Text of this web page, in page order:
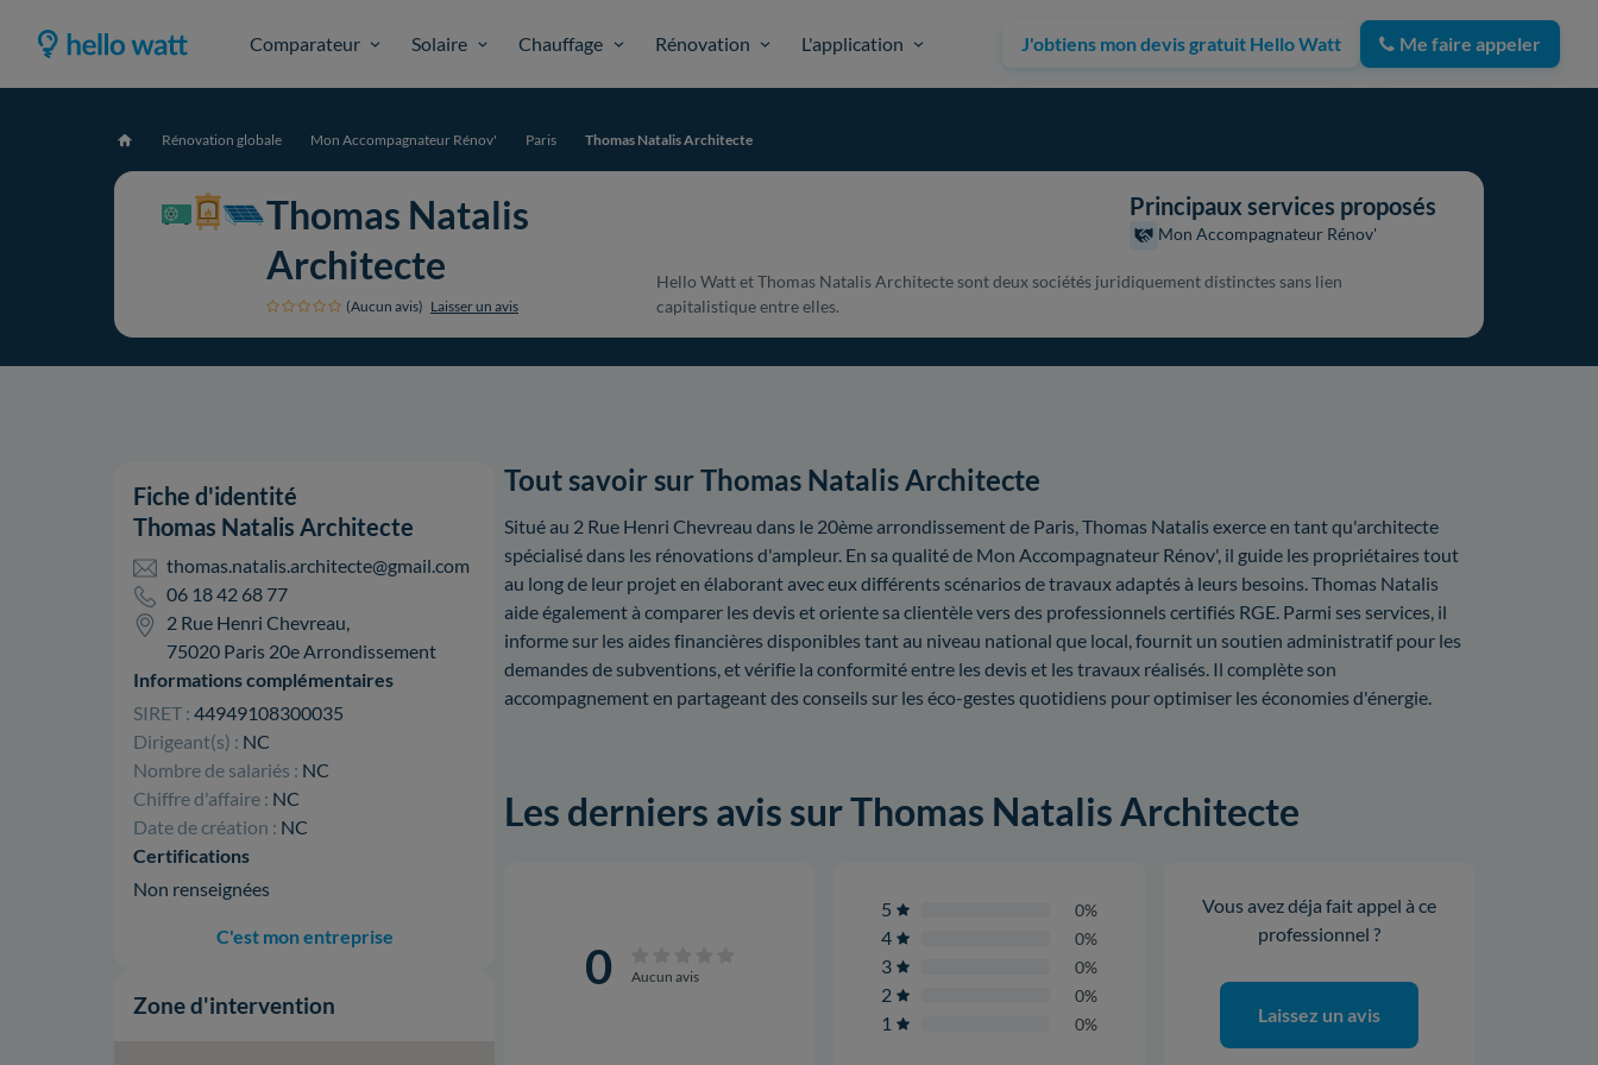
Comparateur Solaire Chauffage Rénovation L'application J'obtiens mon devis gratuit Hello Watt Me faire appeler
Accueil Rénovation globale Mon Accompagnateur Rénov' Paris Thomas Natalis Architecte
Thomas Natalis
Architecte
(Aucun avis) Laisser un avis
Principaux services proposés
Mon Accompagnateur Rénov'
Hello Watt et Thomas Natalis Architecte sont deux sociétés juridiquement distinctes sans lien
capitalistique entre elles.
Fiche d'identité
Thomas Natalis Architecte
thomas.natalis.architecte@gmail.com
06 18 42 68 77
2 Rue Henri Chevreau,
75020 Paris 20e Arrondissement
Informations complémentaires
SIRET : 44949108300035
Dirigeant(s) : NC
Nombre de salariés : NC
Chiffre d'affaire : NC
Date de création : NC
Certifications
Non renseignées
C'est mon entreprise
Zone d'intervention
Tout savoir sur Thomas Natalis Architecte
Situé au 2 Rue Henri Chevreau dans le 20ème arrondissement de Paris, Thomas Natalis exerce en tant qu'architecte
spécialisé dans les rénovations d'ampleur. En sa qualité de Mon Accompagnateur Rénov', il guide les propriétaires tout
au long de leur projet en élaborant avec eux différents scénarios de travaux adaptés à leurs besoins. Thomas Natalis
aide également à comparer les devis et oriente sa clientèle vers des professionnels certifiés RGE. Parmi ses services, il
informe sur les aides financières disponibles tant au niveau national que local, fournit un soutien administratif pour les
demandes de subventions, et vérifie la conformité entre les devis et les travaux réalisés. Il complète son
accompagnement en partageant des conseils sur les éco-gestes quotidiens pour optimiser les économies d'énergie.
Les derniers avis sur Thomas Natalis Architecte
0 Aucun avis
5 0%
4 0%
3 0%
2 0%
1 0%
Vous avez déja fait appel à ce
professionnel ?
Laissez un avis